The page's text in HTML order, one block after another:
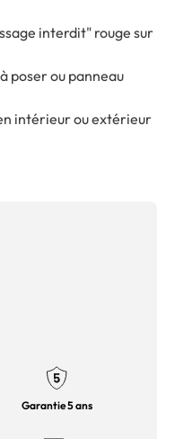
interdit" rouge sur
poser ou panneau
intérieur ou extérieur
Garantie 5 ans